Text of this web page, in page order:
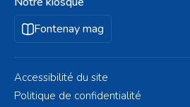
Fontenay mag
Accessibilité du site
Politique de confidentialité